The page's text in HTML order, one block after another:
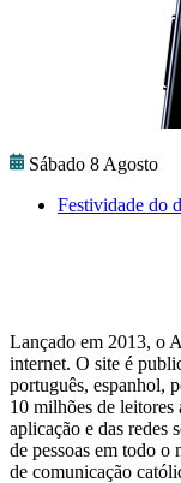
Sábado 8 Agosto
Festividade do
Lançado em 2013, o
internet. O site é
português, espanhol,
10 milhões de leitores
aplicação e das redes
de pessoas em todo o
de comunicação